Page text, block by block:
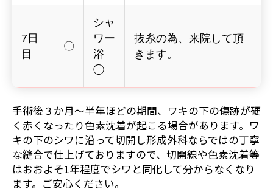
7日
目
〇
シャ
ワー
浴
◯
抜糸の為、来院して頂
きます。
手術後３か月～半年ほどの期間、ワキの下の傷跡が硬
く赤くなったり色素沈着が起こる場合があります。ワ
キの下のシワに沿って切開し形成外科ならではの丁寧
な縫合で仕上げておりますので、切開線や色素沈着等
はおおよそ1年程度でシワと同化して分からなくなり
ます。ご安心ください。